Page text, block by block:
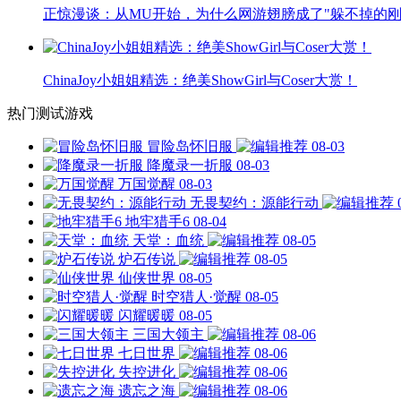
正惊漫谈：从MU开始，为什么网游翅膀成了"躲不掉的
ChinaJoy小姐姐精选：绝美ShowGirl与Coser大赏！
热门测试游戏
冒险岛怀旧服
08-03
降魔录一折服 08-03
万国觉醒 08-03
无畏契约：源能行动
地牢猎手6 08-04
天堂：血统
08-05
炉石传说
08-05
仙侠世界 08-05
时空猎人·觉醒 08-05
闪耀暖暖 08-05
三国大领主
08-06
七日世界
08-06
失控进化
08-06
遗忘之海
08-06